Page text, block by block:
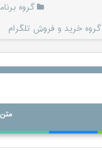
گروه
گروه خرید و فروش تلگرام